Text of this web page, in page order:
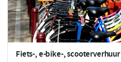
Fiets-, e-bike-, scooterverhuur